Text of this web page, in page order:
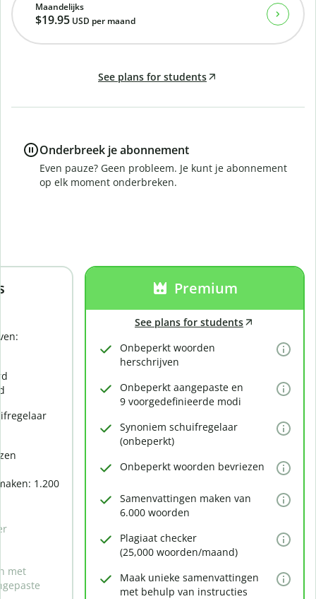
1.200
met
Premium
See plans for students
Onbeperkt woorden
herschrijven
Onbeperkt aangepaste en
9 voorgedefinieerde modi
Synoniem schuifregelaar
(onbeperkt)
Onbeperkt woorden bevriezen
Samenvattingen maken van
6.000 woorden
Plagiaat checker
(25,000 woorden/maand)
Maak unieke samenvattingen
met behulp van instructies
Maandelijks
$19.95 USD per maand
See plans for students
Onderbreek je abonnement
Even pauze? Geen probleem. Je kunt je abonnement
op elk moment onderbreken.